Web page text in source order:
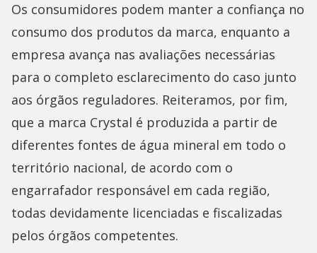
Os consumidores podem manter a confiança no
consumo dos produtos da marca, enquanto a
empresa avança nas avaliações necessárias
para o completo esclarecimento do caso junto
aos órgãos reguladores. Reiteramos, por fim,
que a marca Crystal é produzida a partir de
diferentes fontes de água mineral em todo o
território nacional, de acordo com o
engarrafador responsável em cada região,
todas devidamente licenciadas e fiscalizadas
pelos órgãos competentes.